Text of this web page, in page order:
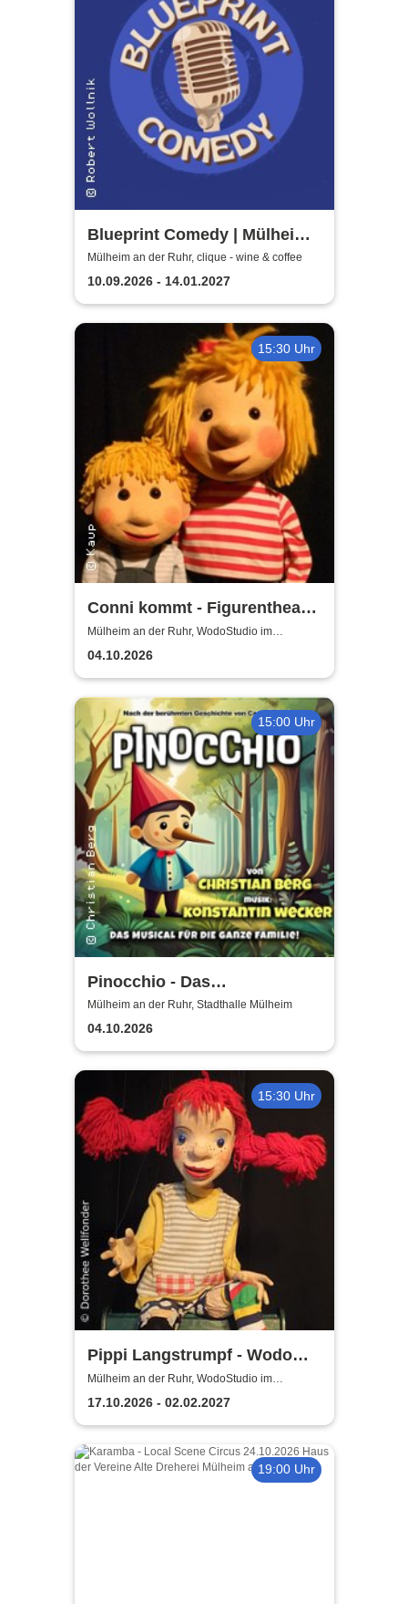
Blueprint Comedy | Mülheim
an der Ruhr
Mülheim an der Ruhr, clique - wine & coffee
10.09.2026 - 14.01.2027
15:30 Uhr
Conni kommt - Figurentheater
für alle ab 4 Jahren
Mülheim an der Ruhr, WodoStudio im
Ringlokschuppen Ruhr
04.10.2026
15:00 Uhr
Pinocchio - Das
Kindermusical: Nach der
berühmten Geschichte von
Carlo Collodi
Mülheim an der Ruhr, Stadthalle Mülheim
04.10.2026
15:30 Uhr
Pippi Langstrumpf - Wodo
Puppenspiel
Mülheim an der Ruhr, WodoStudio im
Ringlokschuppen Ruhr
17.10.2026 - 02.02.2027
19:00 Uhr